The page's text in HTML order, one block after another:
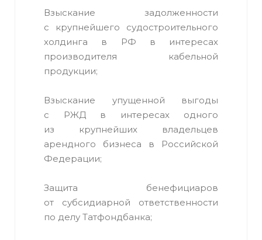
Взыскание задолженности
с крупнейшего судостроительного
холдинга в РФ в интересах
производителя кабельной
продукции;
Взыскание упущенной выгоды
с РЖД в интересах одного
из крупнейших владельцев
арендного бизнеса в Российской
Федерации;
Защита бенефициаров
от субсидиарной ответственности
по делу Татфондбанка;